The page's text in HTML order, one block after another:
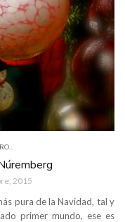
2015
pura de la Navidad, tal y
primer mundo, ese es